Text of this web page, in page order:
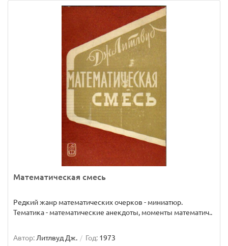
Математическая смесь
Редкий жанр математических очерков - миниатюр.
Тематика - математические анекдоты, моменты математич..
Автор:Литлвуд Дж. Год: 1973